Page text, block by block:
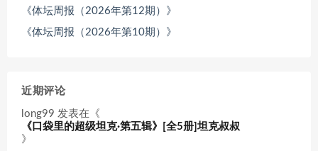
《体坛周报（2026年第12期）》
《体坛周报（2026年第10期）》
近期评论
long99 发表在《
《口袋里的超级坦克·第五辑》[全5册]坦克叔叔
》